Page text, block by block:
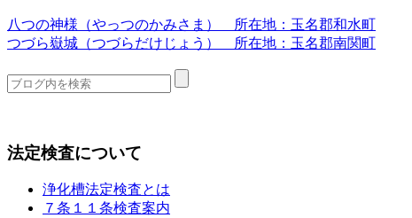
八つの神様（やっつのかみさま） 所在地：玉名郡和水町
つづら嶽城（つづらだけじょう） 所在地：玉名郡南関町
法定検査について
浄化槽法定検査とは
７条１１条検査案内